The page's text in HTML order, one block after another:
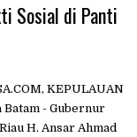
Sosial di Panti
KEPULAUAN
Batam - Gubernur
H. Ansar Ahmad